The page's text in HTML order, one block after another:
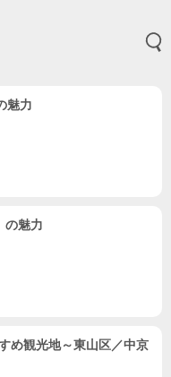
メ
魅力
の魅力
め観光地～東山区／中京